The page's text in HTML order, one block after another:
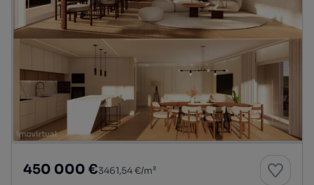
450 000 €3461,54 €/m²